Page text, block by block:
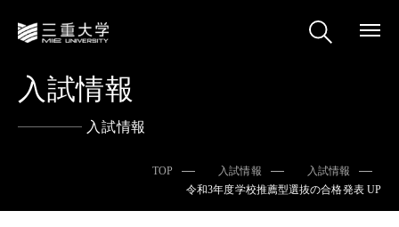
入試情報
入試情報
TOP 入試情報
入試情報
令和3年度学校推薦型選抜の合格発表 UP